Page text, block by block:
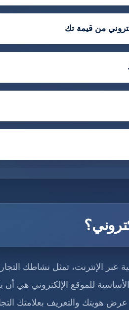
من قيمة تك
عبر الإنترنت، تمثل نشاطك
للموقع الإلكتروني هي
عرض هويتك والتعريف بعلامتك